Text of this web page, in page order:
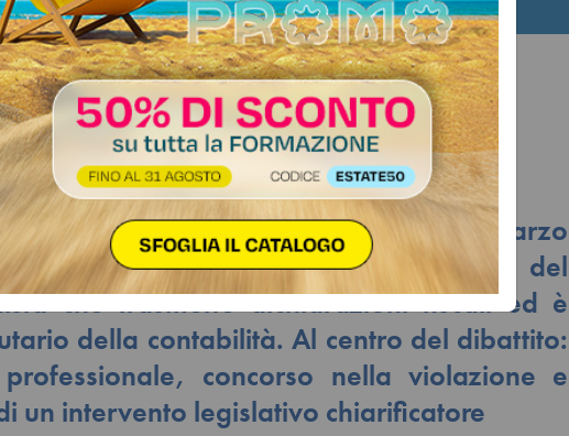
del professionista e
telematica: le critiche del
alla Cassazione
CNDCEC, la sentenza n.5638 del 12 marzo
in modo eccessivo la responsabilità del
che trasmette dichiarazioni fiscali ed è
della contabilità. Al centro del dibattito:
concorso nella violazione e
un intervento legislativo chiarificatore